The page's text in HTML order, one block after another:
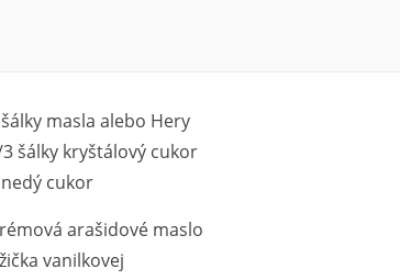
masla alebo Hery
šálky kryštálový cukor
cukor
arašidové maslo
vanilkovej